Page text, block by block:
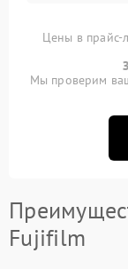
Цены в прайс-
Мы проверим
Fujifilm